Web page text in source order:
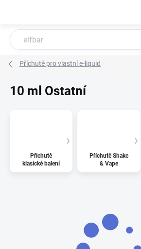
Příchutě pro vlastní e-liquid
10 ml Ostatní
Příchutě
klasické balení
Příchutě Shake
& Vape